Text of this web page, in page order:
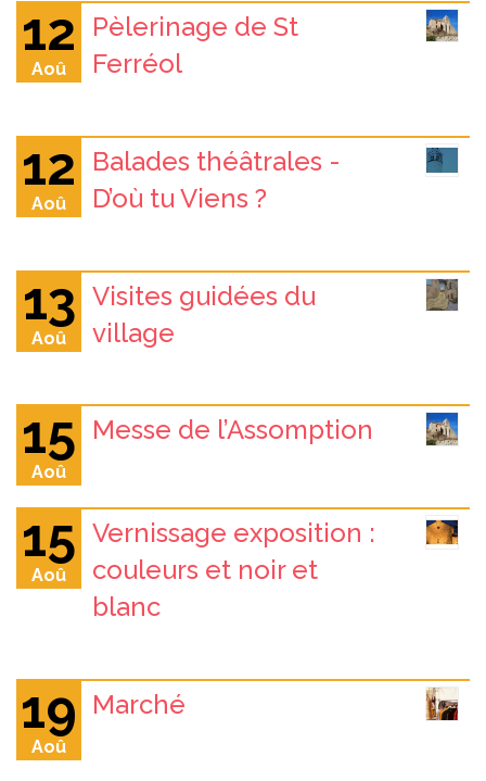
12
Aoû
Pèlerinage de St
Ferréol
12
Aoû
Balades théâtrales -
D’où tu Viens ?
13
Aoû
Visites guidées du
village
15
Aoû
Messe de l’Assomption
15
Aoû
Vernissage exposition :
couleurs et noir et
blanc
19
Aoû
Marché